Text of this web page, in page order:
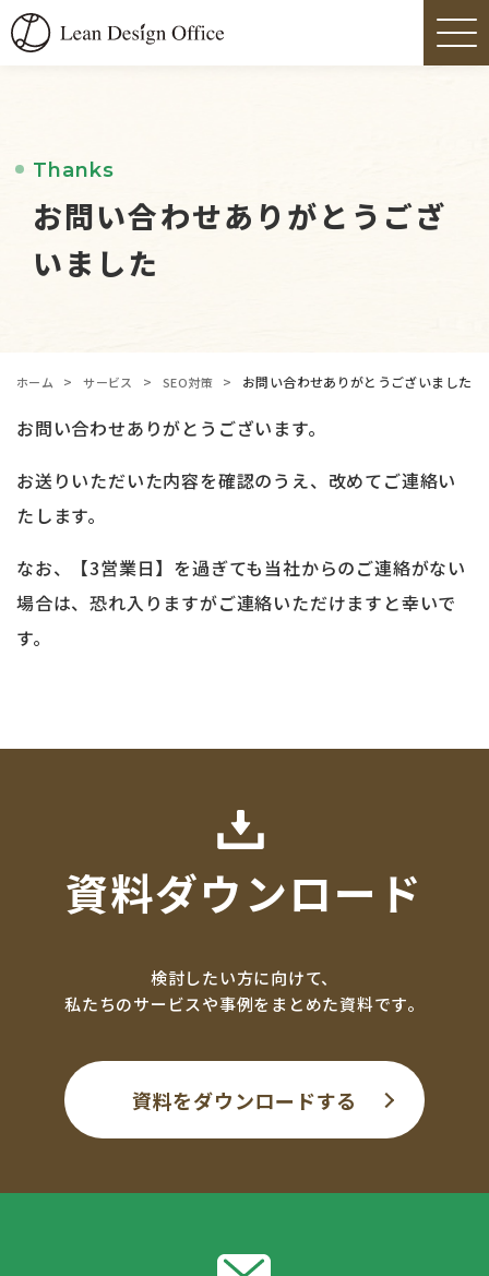
Thanks
お問い合わせありがとうござ
いました
ホーム > サービス > SEO対策 > お問い合わせありがとうございました
お問い合わせありがとうございます。
お送りいただいた内容を確認のうえ、改めてご連絡い
たします。
なお、【3営業日】を過ぎても当社からのご連絡がない
場合は、恐れ入りますがご連絡いただけますと幸いで
す。
資料ダウンロード
検討したい方に向けて、
私たちのサービスや事例をまとめた資料です。
資料をダウンロードする